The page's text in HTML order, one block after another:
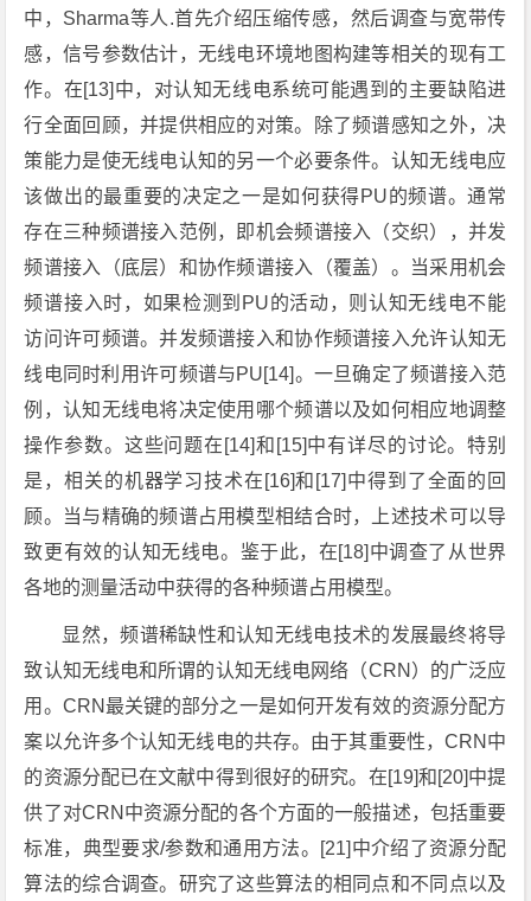
中，Sharma等人.首先介绍压缩传感，然后调查与宽带传
感，信号参数估计，无线电环境地图构建等相关的现有工
作。在[13]中，对认知无线电系统可能遇到的主要缺陷进
行全面回顾，并提供相应的对策。除了频谱感知之外，决
策能力是使无线电认知的另一个必要条件。认知无线电应
该做出的最重要的决定之一是如何获得PU的频谱。通常
存在三种频谱接入范例，即机会频谱接入（交织），并发
频谱接入（底层）和协作频谱接入（覆盖）。当采用机会
频谱接入时，如果检测到PU的活动，则认知无线电不能
访问许可频谱。并发频谱接入和协作频谱接入允许认知无
线电同时利用许可频谱与PU[14]。一旦确定了频谱接入范
例，认知无线电将决定使用哪个频谱以及如何相应地调整
操作参数。这些问题在[14]和[15]中有详尽的讨论。特别
是，相关的机器学习技术在[16]和[17]中得到了全面的回
顾。当与精确的频谱占用模型相结合时，上述技术可以导
致更有效的认知无线电。鉴于此，在[18]中调查了从世界
各地的测量活动中获得的各种频谱占用模型。
显然，频谱稀缺性和认知无线电技术的发展最终将导
致认知无线电和所谓的认知无线电网络（CRN）的广泛应
用。CRN最关键的部分之一是如何开发有效的资源分配方
案以允许多个认知无线电的共存。由于其重要性，CRN中
的资源分配已在文献中得到很好的研究。在[19]和[20]中提
供了对CRN中资源分配的各个方面的一般描述，包括重要
标准，典型要求/参数和通用方法。[21]中介绍了资源分配
算法的综合调查。研究了这些算法的相同点和不同点以及